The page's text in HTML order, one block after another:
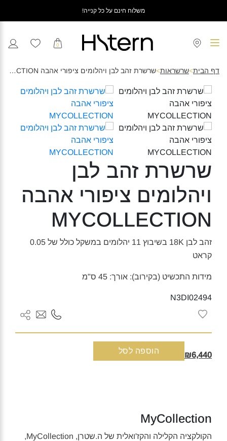
משלוח חינם על כל קנייה!
0
דף הבית>שרשראות> שרשרת זהב לבן ויהלומים ציפורי אהבה MYCOLLECTION
שרשרת זהב לבן
ויהלומים ציפורי אהבה
MYCOLLECTION
זהב לבן 18K בשיבוץ 11 יהלומים במשקל כולל של 0.05
קראט
מידות התכשיט (בקירוב): אורך: 45 ס"מ
N3DI02494
₪6,440
של
ציפורי
אהבה
הוספה לסל
MyCollection
הקולקציה הקלילה והקז'ואלית של ה.שטרן, MyCollection,